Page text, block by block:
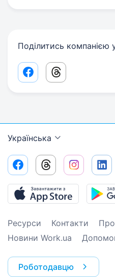
Поділитись компанією
Facebook share link
Threads share
Українська
Ресурси Контакти
Новини Work.ua
Роботодавцю